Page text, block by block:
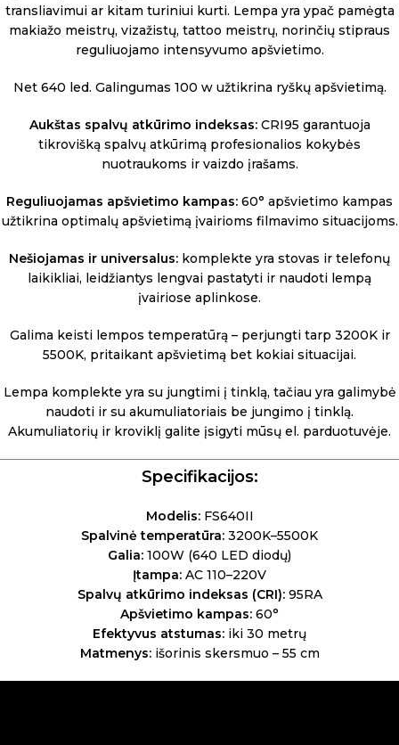
transliavimui ar kitam turiniui kurti. Lempa yra ypač pamėgta
makiažo meistrų, vizažistų, tattoo meistrų, norinčių stipraus
reguliuojamo intensyvumo apšvietimo.
Net 640 led. Galingumas 100 w užtikrina ryškų apšvietimą.
Aukštas spalvų atkūrimo indeksas:CRI95 garantuoja
tikrovišką spalvų atkūrimą profesionalios kokybės
nuotraukoms ir vaizdo įrašams.
Reguliuojamas apšvietimo kampas: 60° apšvietimo kampas
užtikrina optimalų apšvietimą įvairioms filmavimo situacijoms.
Nešiojamas ir universalus: komplekte yra stovas ir telefonų
laikikliai, leidžiantys lengvai pastatyti ir naudoti lempą
įvairiose aplinkose.
Galima keisti lempos temperatūrą – perjungti tarp 3200K ir
5500K, pritaikant apšvietimą bet kokiai situacijai.
Lempa komplekte yra su jungtimi į tinklą, tačiau yra galimybė
naudoti ir su akumuliatoriais be jungimo į tinklą.
Akumuliatorių ir kroviklį galite įsigyti mūsų el. parduotuvėje.
Specifikacijos:
Modelis:FS640II
Spalvinė temperatūra: 3200K–5500K
Galia: 100W (640 LED diodų)
Įtampa: AC 110–220V
Spalvų atkūrimo indeksas (CRI):95RA
Apšvietimo kampas: 60°
Efektyvus atstumas: iki 30 metrų
Matmenys:išorinis skersmuo – 55 cm